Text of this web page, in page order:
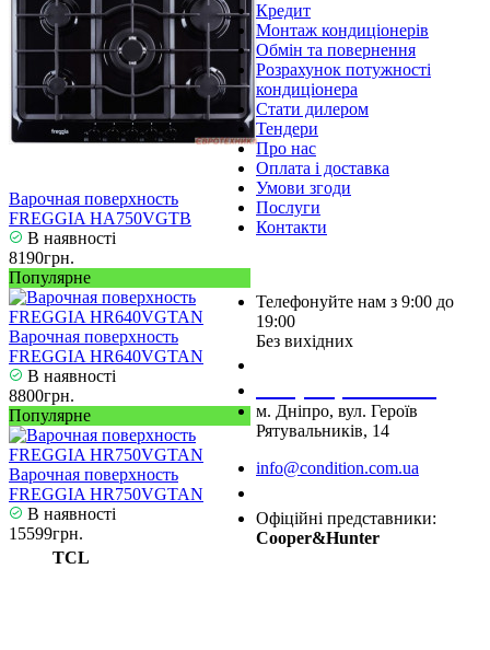
Варочная поверхность
FREGGIA HA750VGTB
В наявності
8190грн.
Популярне
Варочная поверхность
FREGGIA HR640VGTAN
В наявності
8800грн.
Популярне
Варочная поверхность
FREGGIA HR750VGTAN
В наявності
15599грн.
Кредит
Монтаж кондиціонерів
Обмін та повернення
Розрахунок потужності
кондиціонера
Стати дилером
Тендери
Про нас
Оплата і доставка
Умови згоди
Послуги
Контакти
Телефонуйте нам з 9:00 до
19:00
Без вихідних
м. Дніпро, вул. Героїв
Рятувальників, 14
info@condition.com.ua
Офіційні представники:
Cooper&Hunter
TCL